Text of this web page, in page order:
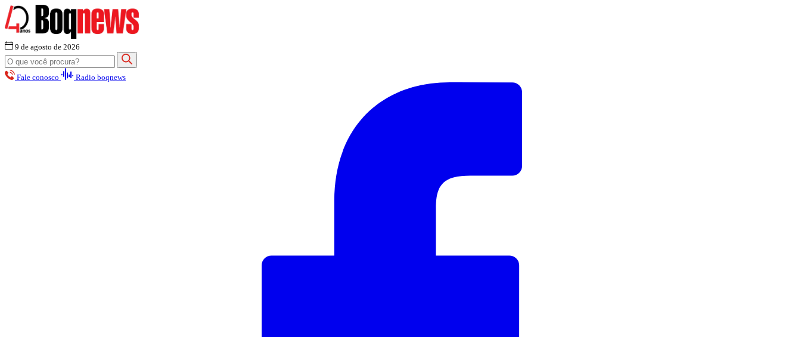
9 de agosto de 2026
Fale conosco Radio boqnews